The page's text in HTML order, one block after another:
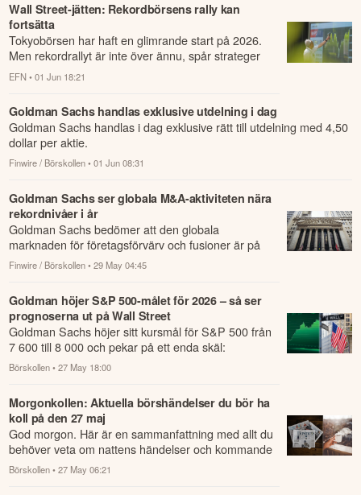
Wall Street-jätten: Rekordbörsens rally kan
fortsätta
Tokyobörsen har haft en glimrande start på 2026.
Men rekordrallyt är inte över ännu, spår strateger
EFN • 01 Jun 18:21
Goldman Sachs handlas exklusive utdelning i dag
Goldman Sachs handlas i dag exklusive rätt till utdelning med 4,50
dollar per aktie.
Finwire / Börskollen • 01 Jun 08:31
Goldman Sachs ser globala M&A-aktiviteten nära
rekordnivåer i år
Goldman Sachs bedömer att den globala
marknaden för företagsförvärv och fusioner är på
väg att nå, eller överträffa, rekordnivån från 2021.
Finwire / Börskollen • 29 May 04:45
Goldman höjer S&P 500-målet för 2026 – så ser
prognoserna ut på Wall Street
Goldman Sachs höjer sitt kursmål för S&P 500 från
7 600 till 8 000 och pekar på ett enda skäl:
bolagsvinsterna växer i den snabbaste takten ...
Börskollen • 27 May 18:00
Morgonkollen: Aktuella börshändelser du bör ha
koll på den 27 maj
God morgon. Här är en sammanfattning med allt du
behöver veta om nattens händelser och kommande
dagens viktigaste händelser på börsen.
Börskollen • 27 May 06:21